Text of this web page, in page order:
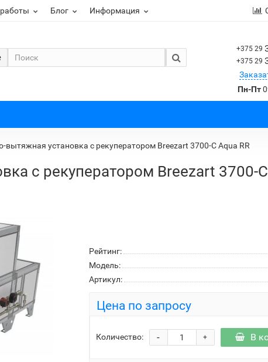
Блог Информация
+375 29
+375 29
Пн-Пт
вытяжная установка с рекуператором Breezart 3700-C Aqua RR
с рекуператором Breezart 3700-
Рейтинг:
Модель:
Артикул:
Цена по запросу
Количество: +
- В